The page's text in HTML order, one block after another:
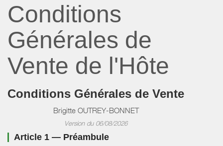
Conditions
Générales de
Vente de l'Hôte
Conditions Générales de Vente
Brigitte OUTREY-BONNET
Version du 06/08/2026
Article 1 — Préambule